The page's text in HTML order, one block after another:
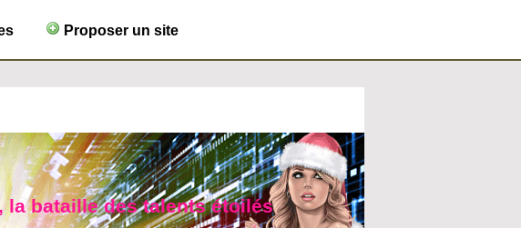
Proposer un site
la bataille des talents étoilés